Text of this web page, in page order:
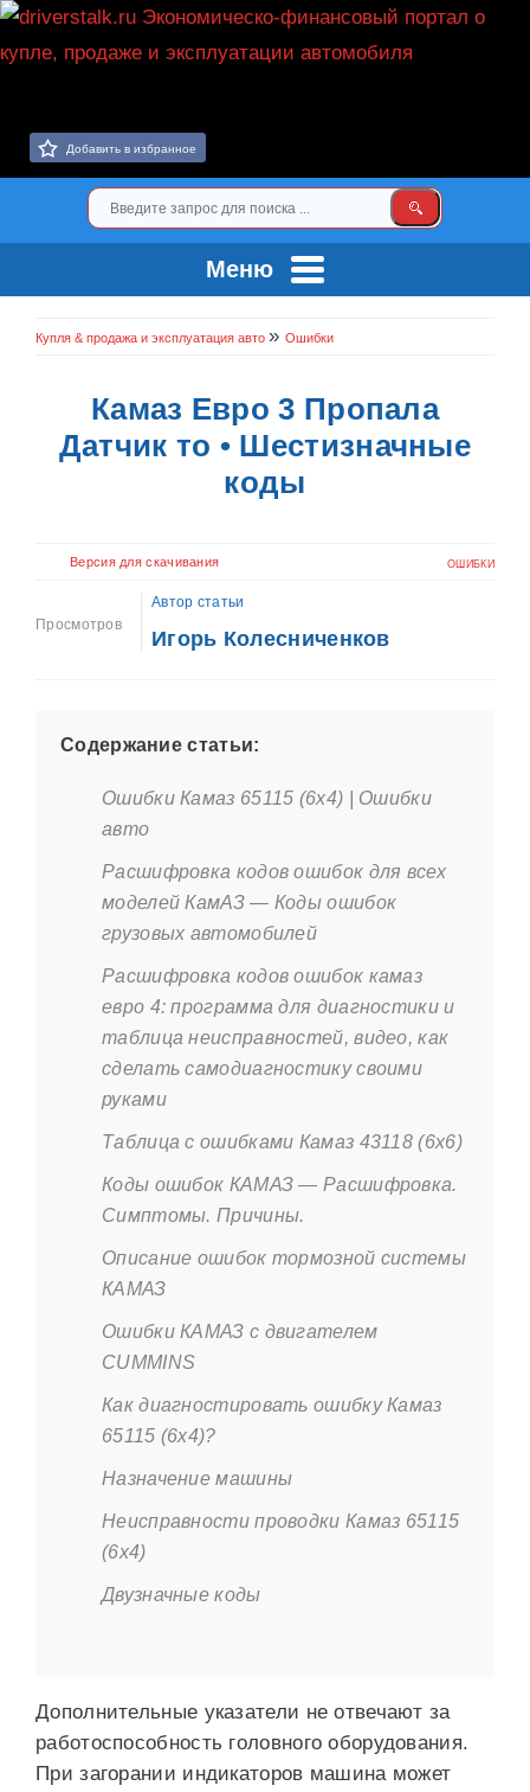
Добавить в избранное
Меню
Купля & продажа и эксплуатация авто » Ошибки
Камаз Евро 3 Пропала
Датчик то • Шестизначные
коды
Версия для скачивания ОШИБКИ
Просмотров
Автор статьи
Игорь Колесниченков
Содержание статьи:
Ошибки Камаз 65115 (6х4) | Ошибки
авто
Расшифровка кодов ошибок для всех
моделей КамАЗ — Коды ошибок
грузовых автомобилей
Расшифровка кодов ошибок камаз
евро 4: программа для диагностики и
таблица неисправностей, видео, как
сделать самодиагностику своими
руками
Таблица с ошибками Камаз 43118 (6х6)
Коды ошибок КАМАЗ — Расшифровка.
Симптомы. Причины.
Описание ошибок тормозной системы
КАМАЗ
Ошибки КАМАЗ с двигателем
CUMMINS
Как диагностировать ошибку Камаз
65115 (6х4)?
Назначение машины
Неисправности проводки Камаз 65115
(6х4)
Двузначные коды
Дополнительные указатели не отвечают за
работоспособность головного оборудования.
При загорании индикаторов машина может